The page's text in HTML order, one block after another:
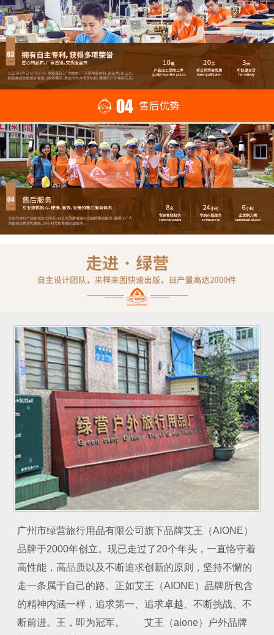
广州市绿营旅行用品有限公司旗下品牌艾王（AIONE）
品牌于2000年创立。现已走过了20个年头，一直恪守着
高性能，高品质以及不断追求创新的原则，坚持不懈的
走一条属于自己的路。正如艾王（AIONE）品牌所包含
的精神内涵一样，追求第一、追求卓越、不断挑战、不
断前进。王，即为冠军。 艾王（aione）户外品牌